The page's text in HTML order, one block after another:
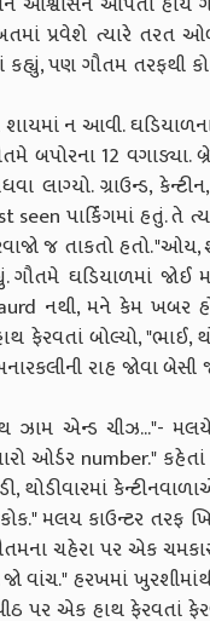
પ્રવેશે ત્યારે તરત
પણ ગૌતમ તરફથી
ન આવી. ઘડિયાળના
બપોરના 12 વગાડ્યા.
ગ્રાઉન્ડ,
પાર્કિંગમાં હતું. તે
જ તાકતો હતો. "ઓય,
ગૌતમે ઘડિયાળમાં
નથી, મને કેમ ખબર
ફેરવતાં બોલ્યો,
રાહ જોવા
ઝામ એન્ડ ચીઝ..."-
ઓર્ડર number."
મલય કાઉન્ટર તરફ
ચહેરા પર એક
વાંચ." હરખમાં
પર એક હાથ ફેરવતાં